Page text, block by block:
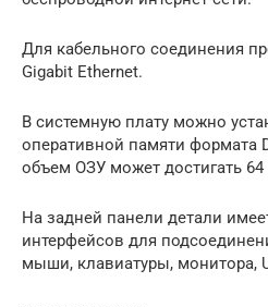
Для кабельного соединения
Gigabit Ethernet.
В системную плату можно
оперативной памяти формата
объем ОЗУ может достигать 64
На задней панели детали
интерфейсов для
мыши, клавиатуры, монитора,